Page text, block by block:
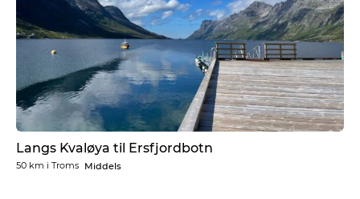
Langs Kvaløya til Ersfjordbotn
50 km i Troms Middels